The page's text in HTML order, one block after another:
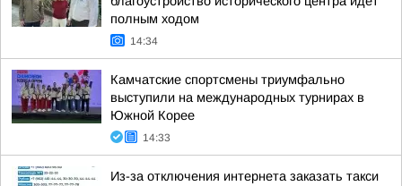
полным ходом
14:34
Камчатские спортсмены триумфально
выступили на международных турнирах в
Южной Корее
14:33
Из-за отключения интернета заказать такси